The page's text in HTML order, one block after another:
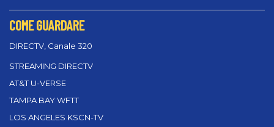
COME GUARDARE
DIRECTV, Canale 320
STREAMING DIRECTV
AT&T U-VERSE
TAMPA BAY WFTT
LOS ANGELES KSCN-TV